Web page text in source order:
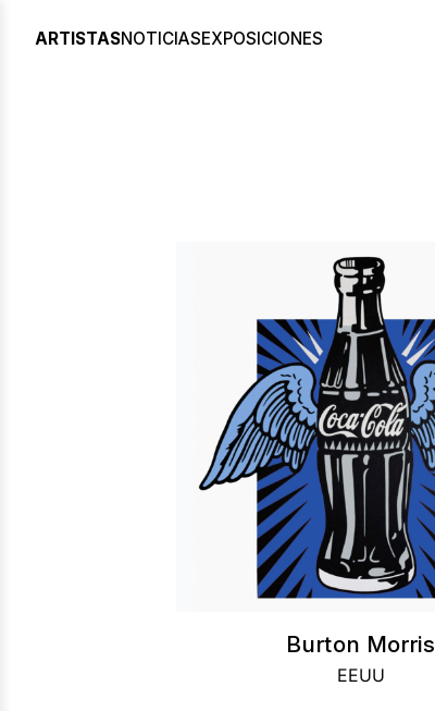
ARTISTASNOTICIASEXPOSICIONES
Burton Morris
EEUU